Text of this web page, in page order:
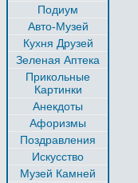
Подиум
Авто-Музей
Кухня Друзей
Зеленая Аптека
Прикольные
Картинки
Анекдоты
Афоризмы
Поздравления
Искусство
Музей Камней